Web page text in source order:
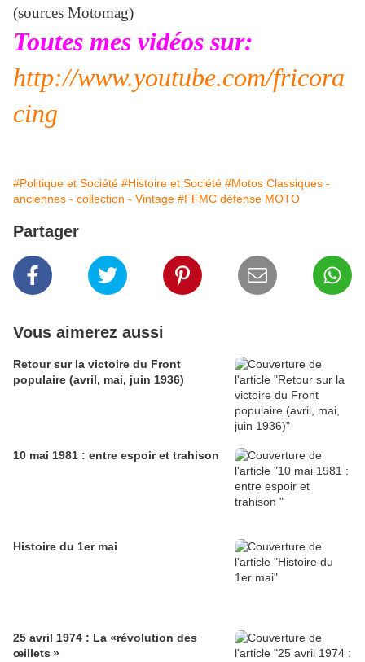
(sources Motomag)
Toutes mes vidéos sur:
http://www.youtube.com/fricora
cing
#Politique et Société #Histoire et Société #Motos Classiques -
anciennes - collection - Vintage #FFMC défense MOTO
Partager
Vous aimerez aussi
Retour sur la victoire du Front
populaire (avril, mai, juin 1936)
10 mai 1981 : entre espoir et trahison
Histoire du 1er mai
25 avril 1974 : La «révolution des
œillets »